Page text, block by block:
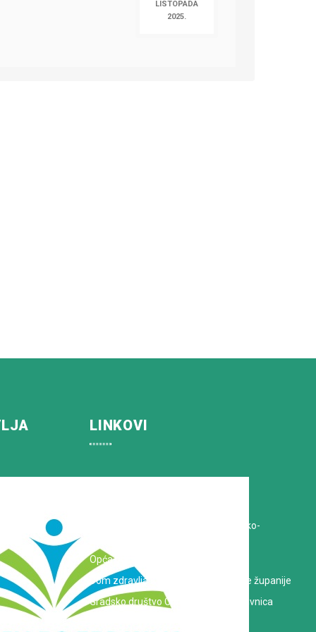
LISTOPADA
2025.
LINKOVI
Zavod za javno zdravstvo Koprivničko-
Opća bolnica dr. Tomislav Bardek
Dom zdravlja Koprivničko-križevačke županije
Gradsko društvo Crvenog križa Koprivnica